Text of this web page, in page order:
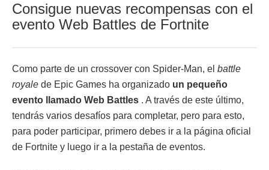
Consigue nuevas recompensas con el
evento Web Battles de Fortnite
Como parte de un crossover con Spider-Man, el battle
royale de Epic Games ha organizado un pequeño
evento llamado Web Battles . A través de este último,
tendrás varios desafíos para completar, pero para esto,
para poder participar, primero debes ir a la página oficial
de Fortnite y luego ir a la pestaña de eventos.